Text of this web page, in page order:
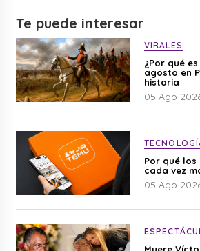
Te puede interesar
VIRALES
¿Por qué
agosto en
historia
05 Ago
Por qué
cada vez
05 Ago
Muere